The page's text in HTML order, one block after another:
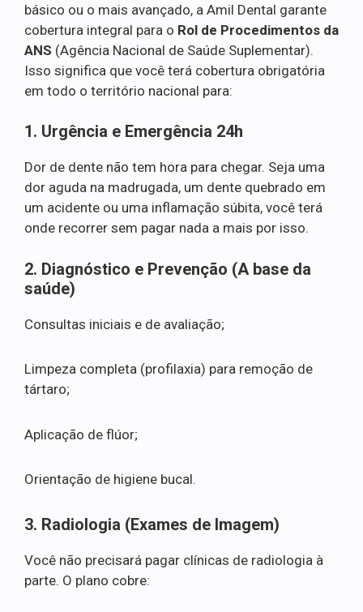
básico ou o mais avançado, a Amil Dental garante
cobertura integral para o Rol de Procedimentos da
ANS (Agência Nacional de Saúde Suplementar).
Isso significa que você terá cobertura obrigatória
em todo o território nacional para:
1. Urgência e Emergência 24h
Dor de dente não tem hora para chegar. Seja uma
dor aguda na madrugada, um dente quebrado em
um acidente ou uma inflamação súbita, você terá
onde recorrer sem pagar nada a mais por isso.
2. Diagnóstico e Prevenção (A base da
saúde)
Consultas iniciais e de avaliação;
Limpeza completa (profilaxia) para remoção de
tártaro;
Aplicação de flúor;
Orientação de higiene bucal.
3. Radiologia (Exames de Imagem)
Você não precisará pagar clínicas de radiologia à
parte. O plano cobre: